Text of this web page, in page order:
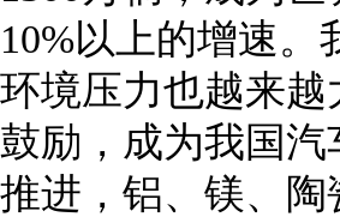
10%以上的增速
环境压力也越来
鼓励，成为我国
推进，铝、镁、